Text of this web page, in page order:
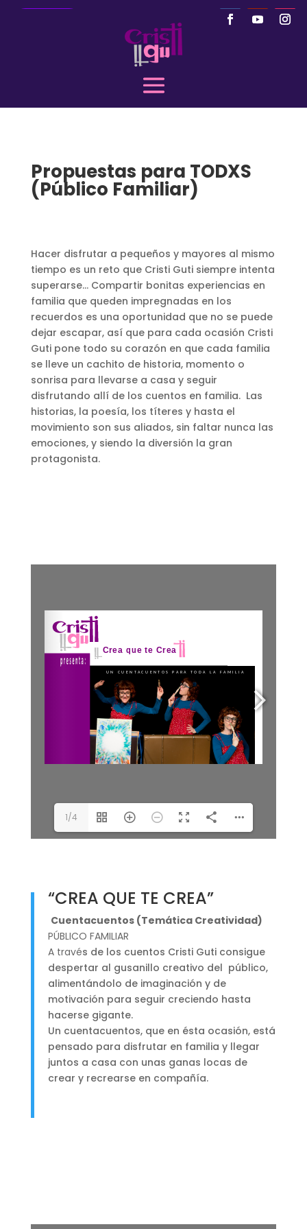
Propuestas para TODXS
(Público Familiar)
Hacer disfrutar a pequeños y mayores al mismo
tiempo es un reto que Cristi Guti siempre intenta
superarse… Compartir bonitas experiencias en
familia que queden impregnadas en los
recuerdos es una oportunidad que no se puede
dejar escapar, así que para cada ocasión Cristi
Guti pone todo su corazón en que cada familia
se lleve un cachito de historia, momento o
sonrisa para llevarse a casa y seguir
disfrutando allí de los cuentos en familia. Las
historias, la poesía, los títeres y hasta el
movimiento son sus aliados, sin faltar nunca las
emociones, y siendo la diversión la gran
protagonista.
1/4
“CREA QUE TE CREA”
Cuentacuentos (Temática Creatividad)
PÚBLICO FAMILIAR
A través de los cuentos Cristi Guti consigue
despertar al gusanillo creativo del público,
alimentándolo de imaginación y de
motivación para seguir creciendo hasta
hacerse gigante.
Un cuentacuentos, que en ésta ocasión, está
pensado para disfrutar en familia y llegar
juntos a casa con unas ganas locas de
crear y recrearse en compañía.